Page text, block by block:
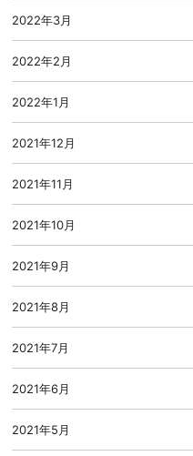
2022年3月
2022年2月
2022年1月
2021年12月
2021年11月
2021年10月
2021年9月
2021年8月
2021年7月
2021年6月
2021年5月